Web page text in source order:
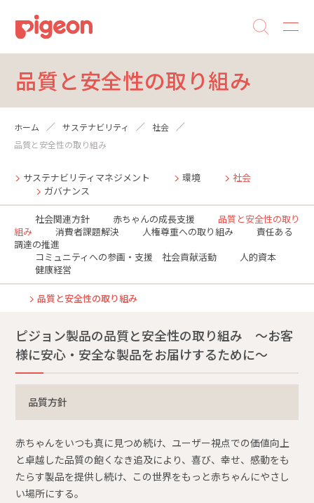
品質と安全性の取り組み
ホーム サステナビリティ
社会
品質と安全性の取り組み
サステナビリティマネジメント 環境
社会
ガバナンス
社会関連方針 赤ちゃんの成長支援
品質と安全性の取り
組み
消費者課題解決 人権尊重への取り組み
責任ある
調達の推進
コミュニティへの参画・支援 社会貢献活動
人的資本
健康経営
品質と安全性の取り組み
ピジョン製品の品質と安全性の取り組み 〜お客
様に安心・安全な製品をお届けするために〜
品質方針
赤ちゃんをいつも真に見つめ続け、ユーザー視点での価値向上
と卓越した品質の飽くなき追及により、喜び、幸せ、感動をも
たらす製品を提供し続け、この世界をもっと赤ちゃんにやさし
い場所にする。